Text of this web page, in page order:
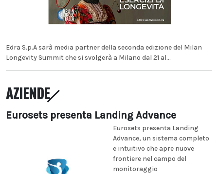
Edra S.p.A sarà media partner della seconda edizione del Milan
Longevity Summit che si svolgerà a Milano dal 21 al...
AZIENDE
Eurosets presenta Landing Advance
Eurosets presenta Landing
Advance, un sistema completo
e intuitivo che apre nuove
frontiere nel campo del
monitoraggio